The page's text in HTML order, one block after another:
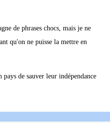
de phrases chocs, mais je ne
qu'on ne puisse la mettre en
de sauver leur indépendance